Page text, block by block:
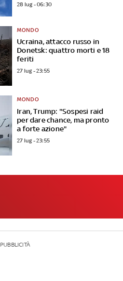
28 lug - 06:30
Ucraina, attacco russo in
Donetsk: quattro morti e 18
feriti
MONDO
27 lug - 23:55
Iran, Trump: "Sospesi raid
per dare chance, ma pronto
a forte azione"
MONDO
27 lug - 23:55
PUBBLICITÀ